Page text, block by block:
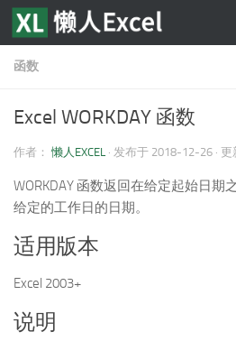
跳至内容
函数
Excel WORKDAY 函数
作者： 懒人EXCEL · 发布于 2018-12-26 ·
WORKDAY 函数返回在给定起始日期
给定的工作日的日期。
适用版本
Excel 2003+
说明